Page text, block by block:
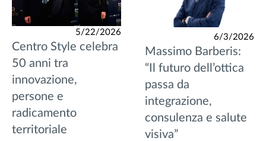
5/22/2026
Centro Style celebra
50 anni tra
innovazione,
persone e
radicamento
territoriale
6/3/2026
Massimo Barberis:
“Il futuro dell’ottica
passa da
integrazione,
consulenza e salute
visiva”